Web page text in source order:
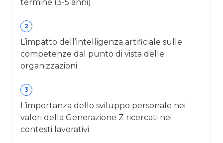
termine (3-5 anni)
2
L’impatto dell’intelligenza artificiale sulle
competenze dal punto di vista delle
organizzazioni
3
L’importanza dello sviluppo personale nei
valori della Generazione Z ricercati nei
contesti lavorativi